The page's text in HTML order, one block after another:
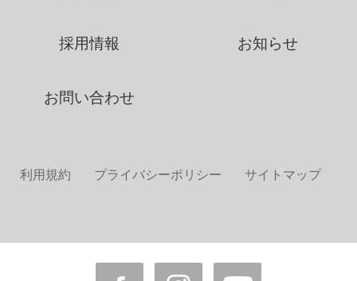
採用情報 お知らせ
お問い合わせ
利用規約 プライバシーポリシー サイトマップ